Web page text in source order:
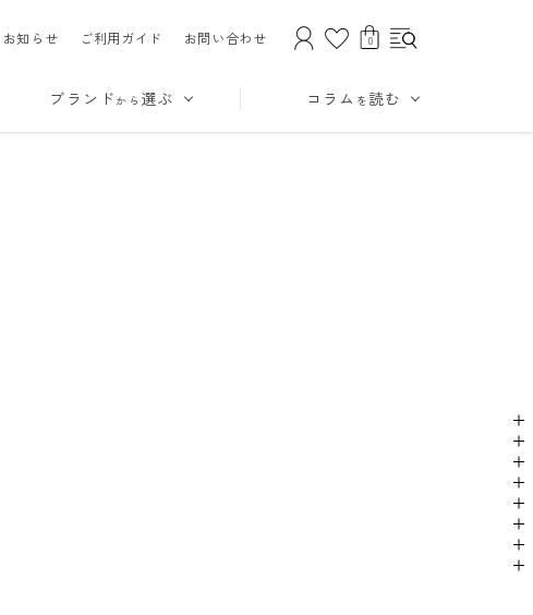
お知らせ ご利用ガイド お問い合わせ 0
ブランド から 選ぶ コラム を読む